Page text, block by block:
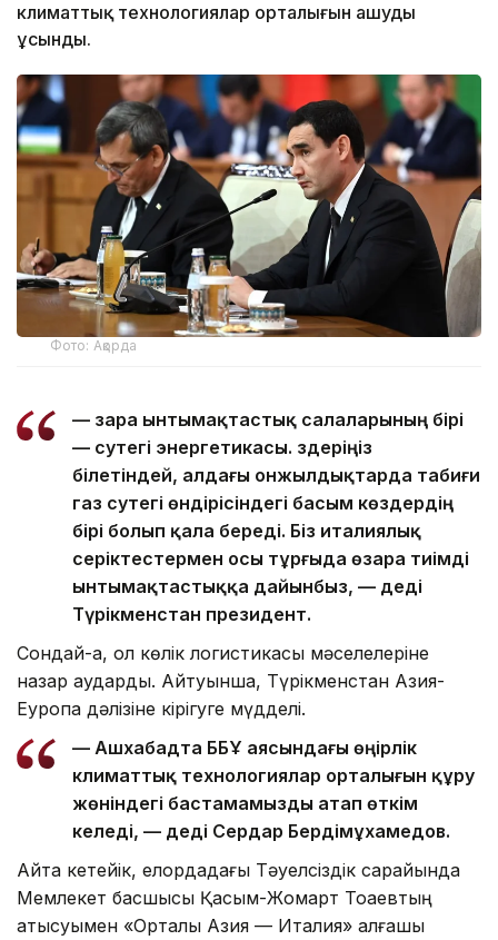
климаттық технологиялар орталығын ашуды
ұсынды.
Фото: Ақорда
— Өзара ынтымақтастық салаларының бірі
— сутегі энергетикасы. Өздеріңіз
білетіндей, алдағы онжылдықтарда табиғи
газ сутегі өндірісіндегі басым көздердің
бірі болып қала береді. Біз италиялық
серіктестермен осы тұрғыда өзара тиімді
ынтымақтастыққа дайынбыз, — деді
Түрікменстан президент.
Сондай-ақ, ол көлік логистикасы мәселелеріне
назар аударды. Айтуынша, Түрікменстан Азия-
Еуропа дәлізіне кірігуге мүдделі.
— Ашхабадта ББҰ аясындағы өңірлік
климаттық технологиялар орталығын құру
жөніндегі бастамамызды атап өткім
келеді, — деді Сердар Бердімұхамедов.
Айта кетейік, елордадағы Тәуелсіздік сарайында
Мемлекет басшысы Қасым-Жомарт Тоқаевтың
қатысуымен «Орталық Азия — Италия» алғашқы